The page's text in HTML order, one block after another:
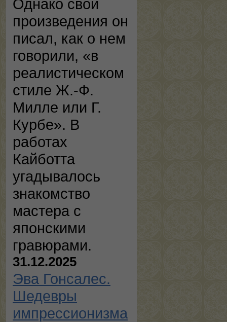
Однако свои
произведения он
писал, как о нем
говорили, «в
реалистическом
стиле Ж.-Ф.
Милле или Г.
Курбе». В
работах
Кайботта
угадывалось
знакомство
мастера с
японскими
гравюрами.
31.12.2025
Эва Гонсалес.
Шедевры
импрессионизма